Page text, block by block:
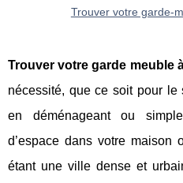
Trouver votre garde-
Trouver votre garde meuble
nécessité, que ce soit pour le
en déménageant ou
d’espace dans votre maison
étant une ville dense et